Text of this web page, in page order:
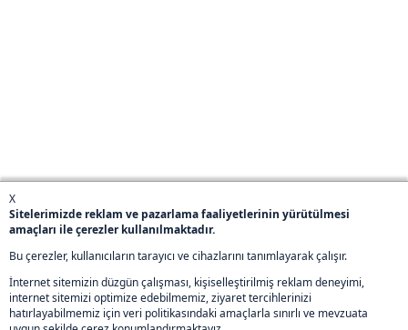
X
Sitelerimizde reklam ve pazarlama faaliyetlerinin yürütülmesi
amaçları ile çerezler kullanılmaktadır.
Bu çerezler, kullanıcıların tarayıcı ve cihazlarını tanımlayarak çalışır.
İnternet sitemizin düzgün çalışması, kişiselleştirilmiş reklam deneyimi,
internet sitemizi optimize edebilmemiz, ziyaret tercihlerinizi
hatırlayabilmemiz için veri politikasındaki amaçlarla sınırlı ve mevzuata